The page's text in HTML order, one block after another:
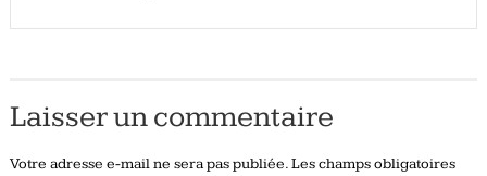
Laisser un commentaire
Votre adresse e-mail ne sera pas publiée.Les champs obligatoires